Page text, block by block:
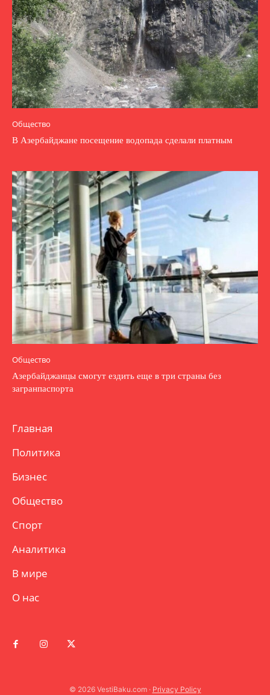
Общество
В Азербайджане посещение водопада сделали платным
Общество
Азербайджанцы смогут ездить еще в три страны без
загранпаспорта
Главная
Политика
Бизнес
Общество
Спорт
Аналитика
В мире
О нас
© 2026 VestiBaku.com · Privacy Policy